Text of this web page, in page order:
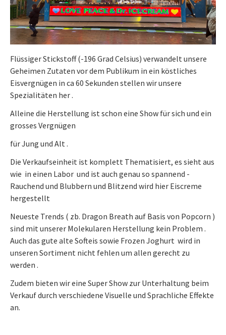
Flüssiger Stickstoff (-196 Grad Celsius) verwandelt unsere
Geheimen Zutaten vor dem Publikum in ein köstliches
Eisvergnügen in ca 60 Sekunden stellen wir unsere
Spezialitäten her .
Alleine die Herstellung ist schon eine Show für sich und ein
grosses Vergnügen
für Jung und Alt .
Die Verkaufseinheit ist komplett Thematisiert, es sieht aus
wie in einen Labor und ist auch genau so spannend -
Rauchend und Blubbern und Blitzend wird hier Eiscreme
hergestellt
Neueste Trends ( zb. Dragon Breath auf Basis von Popcorn )
sind mit unserer Molekularen Herstellung kein Problem .
Auch das gute alte Softeis sowie Frozen Joghurt wird in
unseren Sortiment nicht fehlen um allen gerecht zu
werden .
Zudem bieten wir eine Super Show zur Unterhaltung beim
Verkauf durch verschiedene Visuelle und Sprachliche Effekte
an.